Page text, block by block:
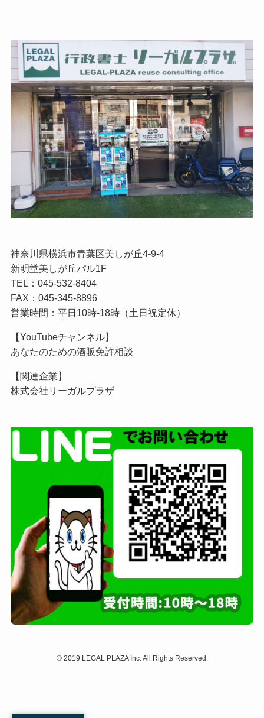
神奈川県横浜市青葉区美しが丘4-9-4
新明堂美しが丘パル1F
TEL：045-532-8404
FAX：045-345-8896
営業時間：平日10時-18時（土日祝定休）
【YouTubeチャンネル】
あなたのための酒販免許相談
【関連企業】
株式会社リーガルプラザ
©2019 LEGAL PLAZA Inc. All Rights Reserved.